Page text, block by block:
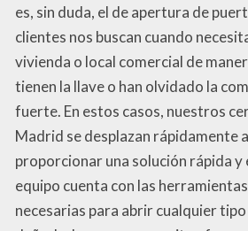
es, sin duda, el de apertura de
clientes nos buscan cuando
vivienda o local comercial de
tienen la llave o han olvidado la
fuerte. En estos casos, nuestros
Madrid se desplazan rápidamente
proporcionar una solución rápida
equipo cuenta con las
necesarias para abrir cualquier